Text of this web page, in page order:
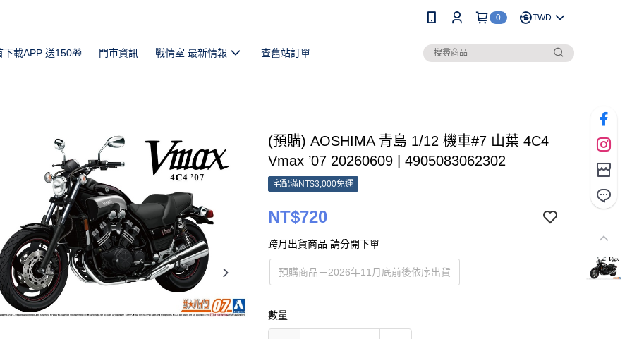
0 TWD
下載APP 送150🎁 門市資訊 戰情室 最新情報 查舊站訂單
(預購) AOSHIMA 青島 1/12 機車#7 山葉 4C4
Vmax ’07 20260609 | 4905083062302
宅配滿NT$3,000免運
NT$720
跨月出貨商品 請分開下單
預購商品－2026年11月底前後依序出貨
數量